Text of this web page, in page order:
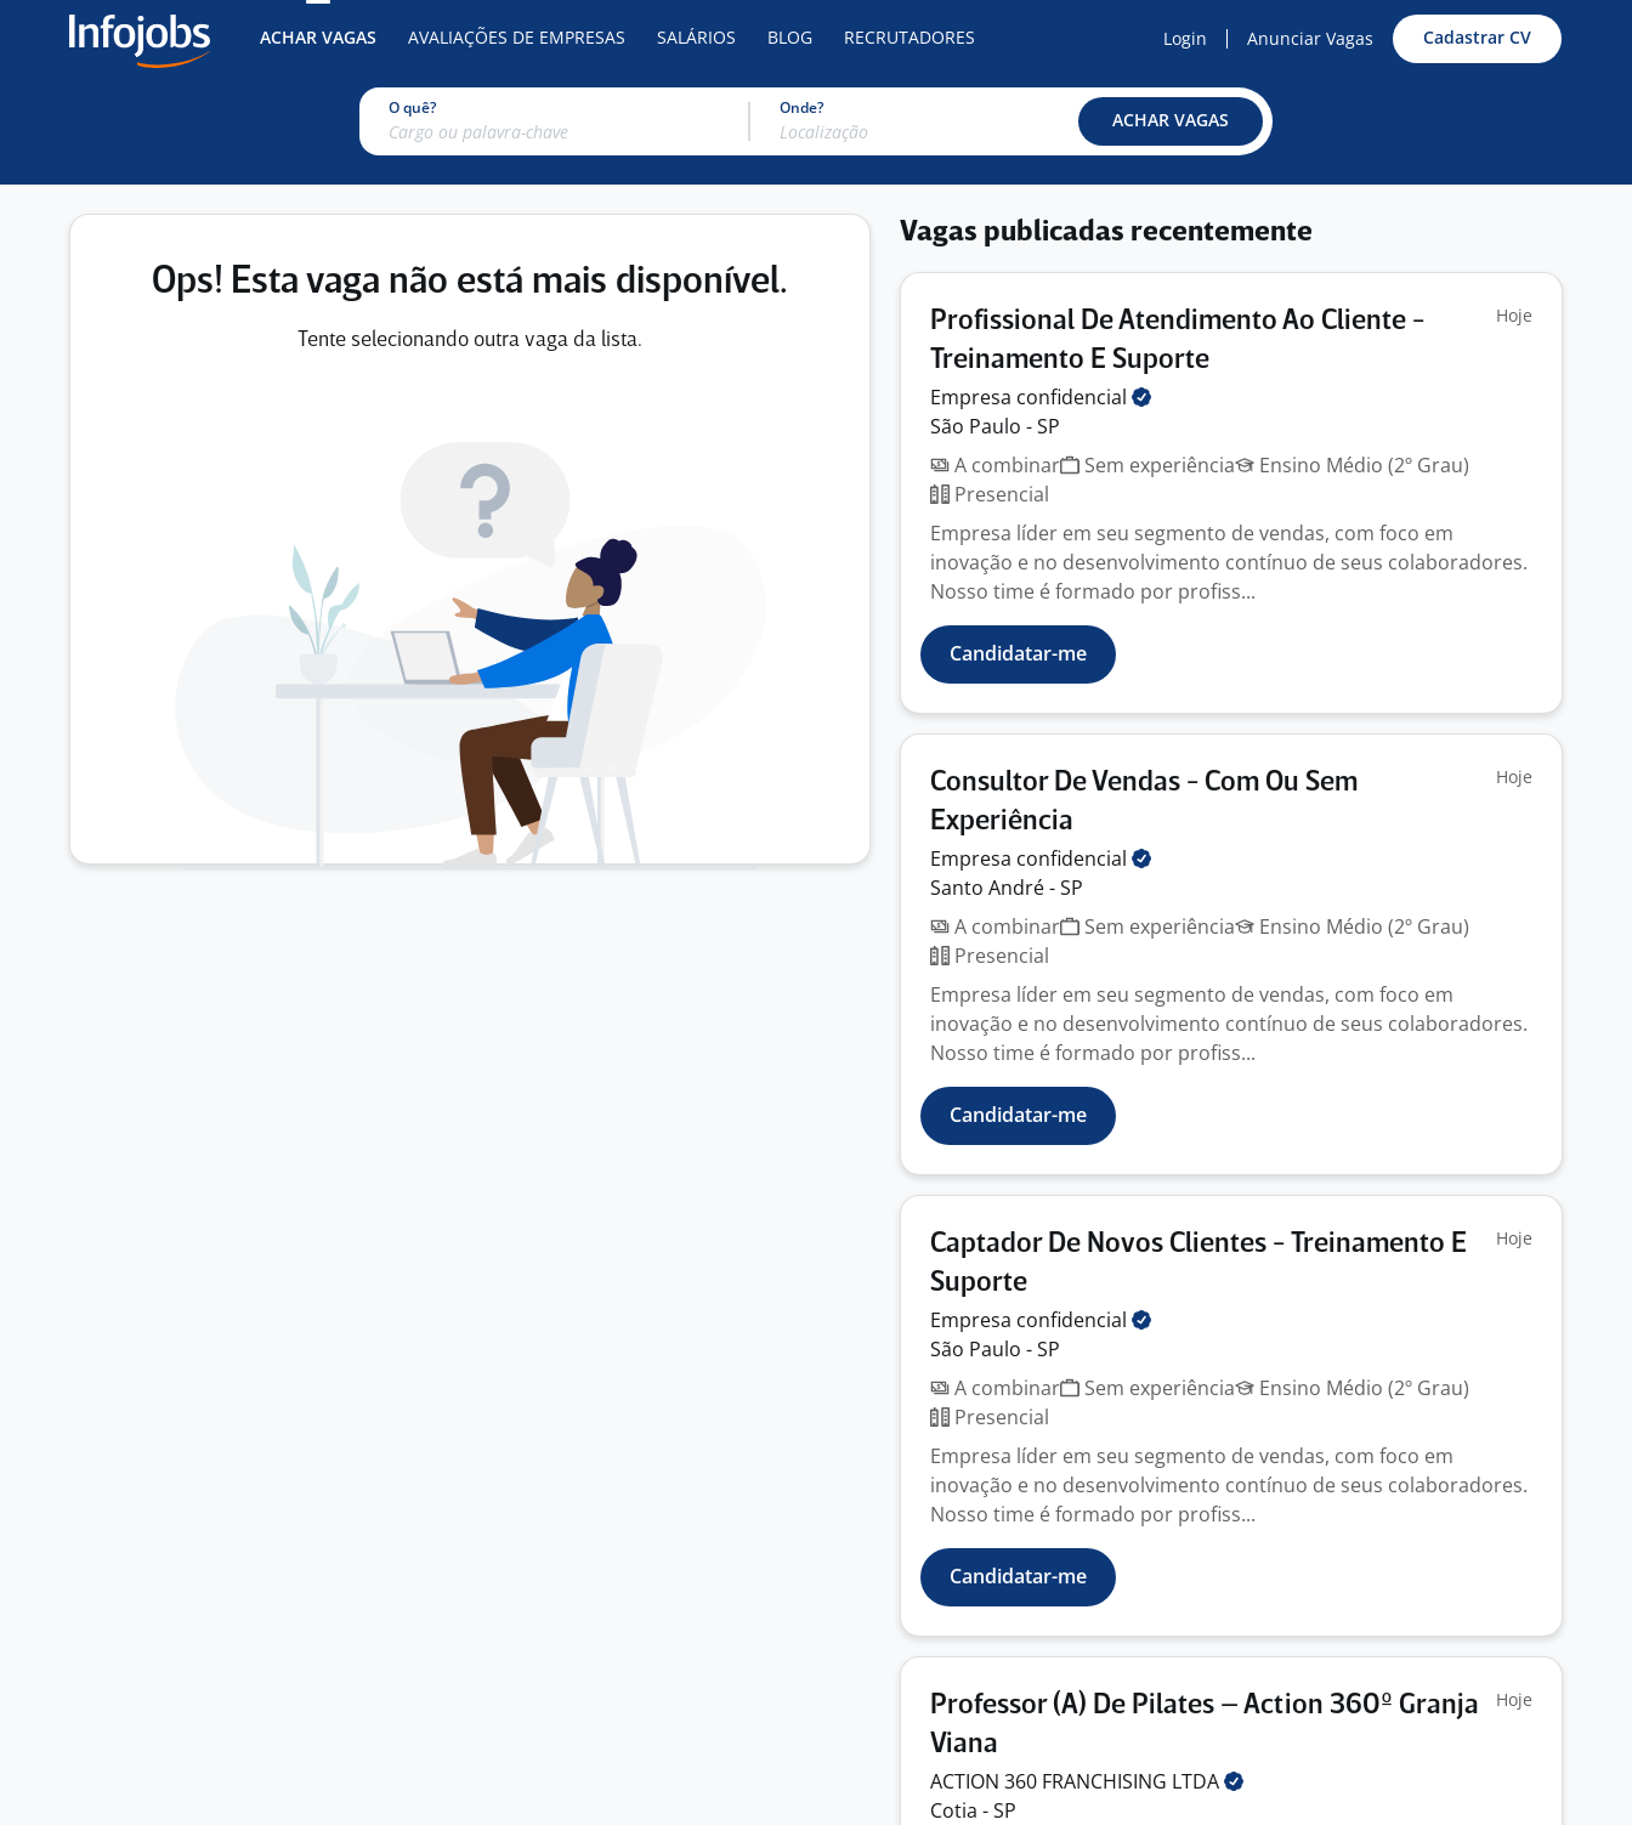
ACHAR VAGAS AVALIAÇÕES DE EMPRESAS SALÁRIOS BLOG RECRUTADORES Login Anunciar Vagas Cadastrar CV
O quê? Onde?
ACHAR VAGAS
Ops! Esta vaga não está mais disponível.
Tente selecionando outra vaga da lista.
Vagas publicadas recentemente
Profissional De Atendimento Ao Cliente -
Treinamento E Suporte
Hoje
Empresa confidencial
São Paulo - SP
A combinar
Sem experiência
Ensino Médio (2º Grau)
Presencial
Empresa líder em seu segmento de vendas, com foco em
inovação e no desenvolvimento contínuo de seus colaboradores.
Nosso time é formado por profiss...
Candidatar-me
Consultor De Vendas - Com Ou Sem
Experiência
Hoje
Empresa confidencial
Santo André - SP
A combinar
Sem experiência
Ensino Médio (2º Grau)
Presencial
Empresa líder em seu segmento de vendas, com foco em
inovação e no desenvolvimento contínuo de seus colaboradores.
Nosso time é formado por profiss...
Candidatar-me
Captador De Novos Clientes - Treinamento E
Suporte
Hoje
Empresa confidencial
São Paulo - SP
A combinar
Sem experiência
Ensino Médio (2º Grau)
Presencial
Empresa líder em seu segmento de vendas, com foco em
inovação e no desenvolvimento contínuo de seus colaboradores.
Nosso time é formado por profiss...
Candidatar-me
Professor (A) De Pilates – Action 360º Granja
Viana
Hoje
ACTION 360 FRANCHISING LTDA
Cotia - SP